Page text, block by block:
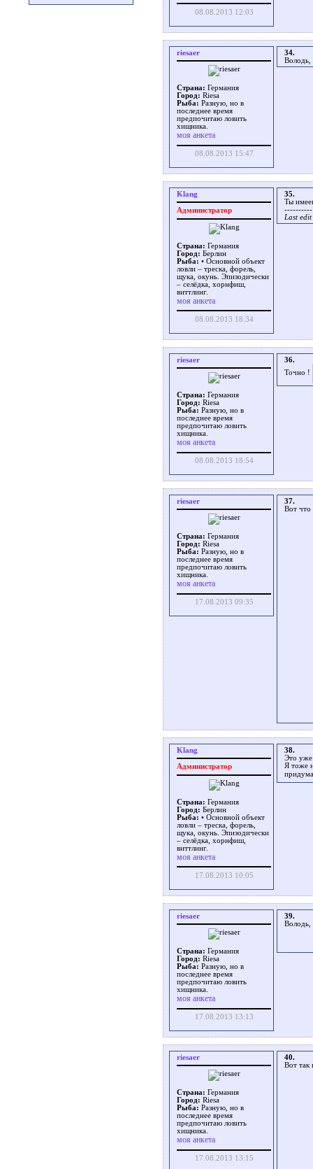
08.08.2013 12:03
riesaer
Страна: Германия
Город: Riesa
Рыба: Разную, но в
последнее время
предпочитаю ловить
хищника.
моя анкета
08.08.2013 15:47
34.
Klang
Администратор
Страна: Германия
Город: Берлин
Рыба: • Основной объект
ловли – треска, форель,
щука, окунь. Эпизодически
– селёдка, хорнфиш,
виттлинг.
моя анкета
08.08.2013 18:34
35.
Ты
----------
Last
riesaer
Страна: Германия
Город: Riesa
Рыба: Разную, но в
последнее время
предпочитаю ловить
хищника.
моя анкета
08.08.2013 18:54
36.
Точно !
riesaer
Страна: Германия
Город: Riesa
Рыба: Разную, но в
последнее время
предпочитаю ловить
хищника.
моя анкета
17.08.2013 09:35
37.
Вот что
Klang
Администратор
Страна: Германия
Город: Берлин
Рыба: • Основной объект
ловли – треска, форель,
щука, окунь. Эпизодически
– селёдка, хорнфиш,
виттлинг.
моя анкета
17.08.2013 10:05
38.
Это уже
Я тоже
riesaer
Страна: Германия
Город: Riesa
Рыба: Разную, но в
последнее время
предпочитаю ловить
хищника.
моя анкета
17.08.2013 13:13
39.
Володь,
riesaer
Страна: Германия
Город: Riesa
Рыба: Разную, но в
последнее время
предпочитаю ловить
хищника.
моя анкета
17.08.2013 13:15
40.
Вот так